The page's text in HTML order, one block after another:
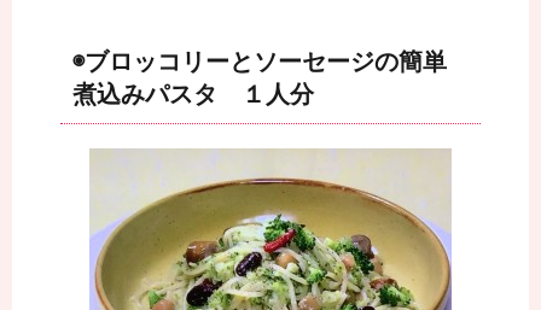
◉ブロッコリーとソーセージの簡単
煮込みパスタ １人分